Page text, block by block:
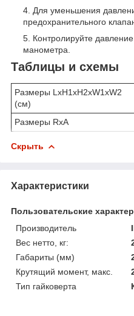
Для уменьшения
предохранительного
Контролируйте
манометра.
Таблицы и схемы
Размеры LxH1xH2xW1xW2
(см)
Размеры RxA
Скрыть
Характеристики
Пользовательские
Производитель
Вес нетто, кг:
Габариты (мм)
Крутящий момент, макс.
Тип гайковерта